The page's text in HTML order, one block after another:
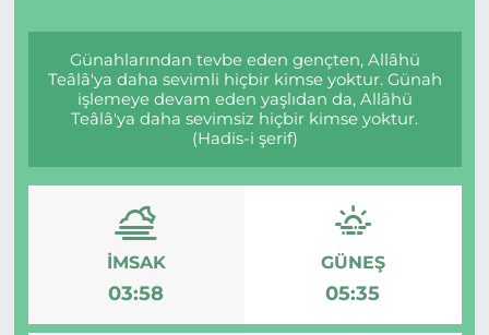
Günahlarından tevbe eden gençten, Allâhü
Teâlâ'ya daha sevimli hiçbir kimse yoktur. Günah
işlemeye devam eden yaşlıdan da, Allâhü
Teâlâ'ya daha sevimsiz hiçbir kimse yoktur.
(Hadis-i şerif)
İMSAK
03:58
GÜNEŞ
05:35